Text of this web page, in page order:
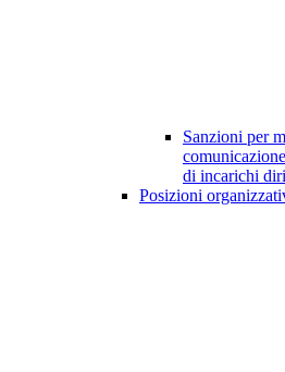
Sanzioni per
di incarichi
Posizioni